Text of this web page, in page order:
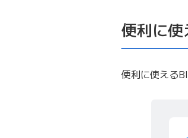
便利に
便利に使える